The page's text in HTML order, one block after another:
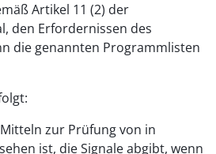
Artikel 11 (2) der
den Erfordernissen des
die genannten Programmlisten
zur Prüfung von in
ist, die Signale abgibt, wenn